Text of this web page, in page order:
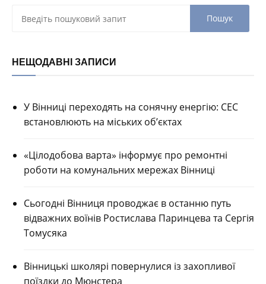
НЕЩОДАВНІ ЗАПИСИ
У Вінниці переходять на сонячну енергію: СЕС
встановлюють на міських об’єктах
«Цілодобова варта» інформує про ремонтні
роботи на комунальних мережах Вінниці
Сьогодні Вінниця проводжає в останню путь
відважних воїнів Ростислава Паринцева та Сергія
Томусяка
Вінницькі школярі повернулися із захопливої
поїздки до Мюнстера